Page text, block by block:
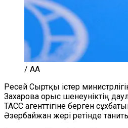
/ AA
Ресей Сыртқы істер
Захарова орыс шенеуніктің
ТАСС агенттігіне берген
Әзербайжан жері ретінде